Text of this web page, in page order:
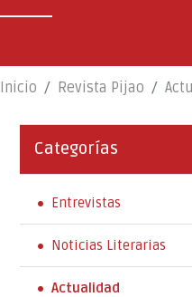
Inicio Revista Pijao
Categorías
Entrevistas
Noticias Literarias
Actualidad